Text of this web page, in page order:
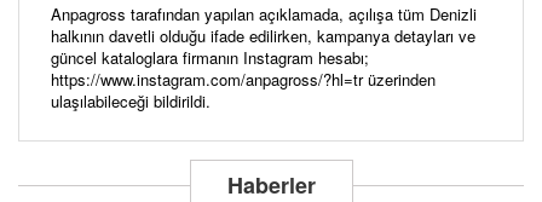
Anpagross tarafından yapılan açıklamada, açılışa tüm Denizli
halkının davetli olduğu ifade edilirken, kampanya detayları ve
güncel kataloglara firmanın Instagram hesabı;
https://www.instagram.com/anpagross/?hl=tr üzerinden
ulaşılabileceği bildirildi.
Haberler